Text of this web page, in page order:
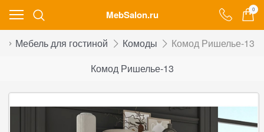
MebSalon.ru 0
Мебель для гостиной Комоды
Комод Ришелье-13
Комод Ришелье-13